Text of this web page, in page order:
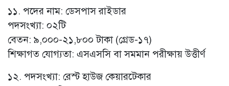
১১. পদের নাম: ডেসপাস রাইডার
পদসংখ্যা: ০২টি
বেতন: ৯,০০০-২১,৮০০ টাকা (গ্রেড-১৭)
শিক্ষাগত যোগ্যতা: এসএসসি বা সমমান পরীক্ষায় উত্তীর্ণ
১২. পদসংখ্যা: রেস্ট হাউজ কেয়ারটেকার